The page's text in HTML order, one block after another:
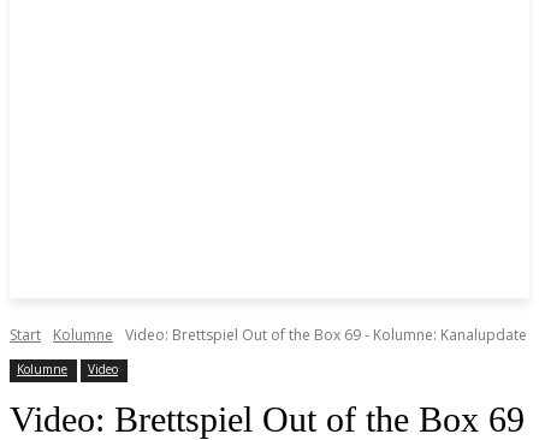
Start Kolumne Video: Brettspiel Out of the Box 69 - Kolumne: Kanalupdate
Kolumne Video
Video: Brettspiel Out of the Box 69